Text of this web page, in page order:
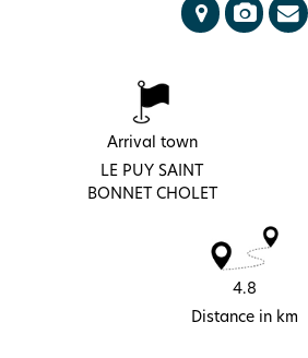
Arrival town
LE PUY SAINT
BONNET CHOLET
4.8
Distance in km